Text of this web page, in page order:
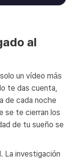
al
un vídeo más
te das cuenta,
de cada noche
se te cierran los
de tu sueño se
La investigación